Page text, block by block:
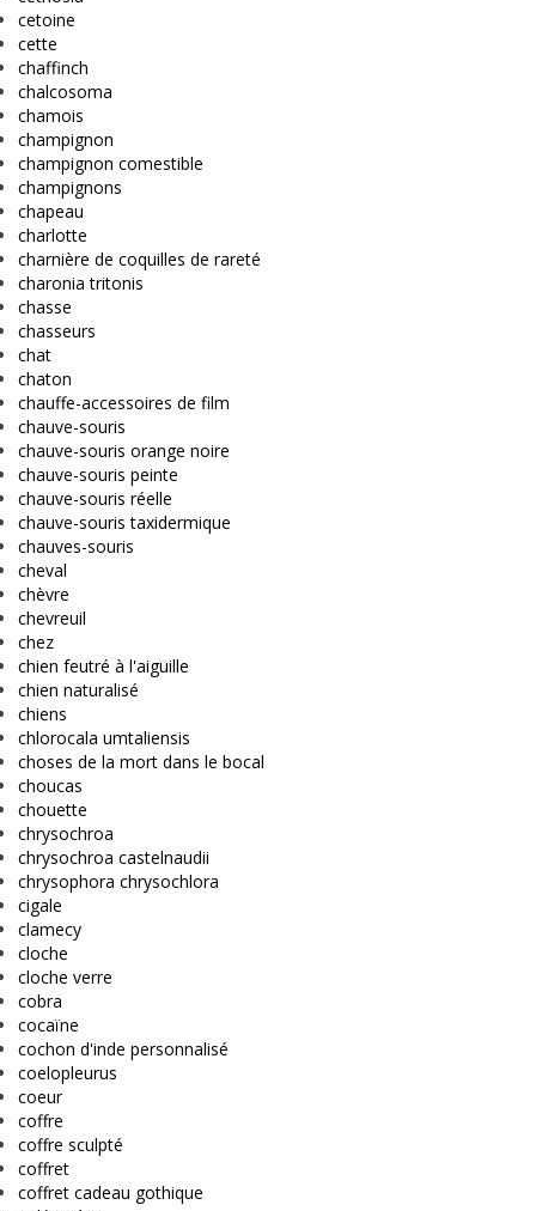
cetoine
cette
chaffinch
chalcosoma
chamois
champignon
champignon comestible
champignons
chapeau
charlotte
charnière de coquilles de rareté
charonia tritonis
chasse
chasseurs
chat
chaton
chauffe-accessoires de film
chauve-souris
chauve-souris orange noire
chauve-souris peinte
chauve-souris réelle
chauve-souris taxidermique
chauves-souris
cheval
chèvre
chevreuil
chez
chien feutré à l'aiguille
chien naturalisé
chiens
chlorocala umtaliensis
choses de la mort dans le bocal
choucas
chouette
chrysochroa
chrysochroa castelnaudii
chrysophora chrysochlora
cigale
clamecy
cloche
cloche verre
cobra
cocaïne
cochon d'inde personnalisé
coelopleurus
coeur
coffre
coffre sculpté
coffret
coffret cadeau gothique